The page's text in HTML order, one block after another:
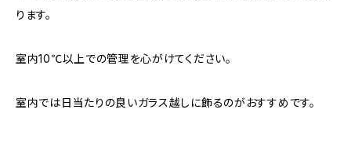
ります。
室内10℃以上での管理を心がけてください。
室内では日当たりの良いガラス越しに飾るのがおすすめです。